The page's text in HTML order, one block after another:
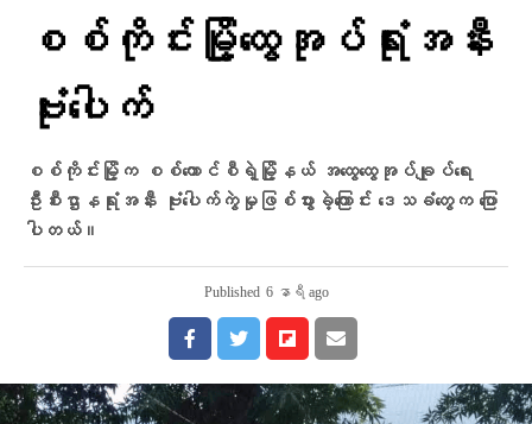
စစ်ကိုင်းမြို့ထွေအုပ်ရုံးအနီး
ဗုံးပေါက်
စစ်ကိုင်းမြို့က စစ်ကောင်စီရဲ့မြို့နယ် အထွေထွေအုပ်ချုပ်ရေး
ဦးစီးဌာနရုံးအနီး ဗုံးပေါက်ကွဲမှုဖြစ်ပွားခဲ့ကြောင်း ဒေသခံတွေက ပြော
ပါတယ်။
Published 6 နာရီ ago